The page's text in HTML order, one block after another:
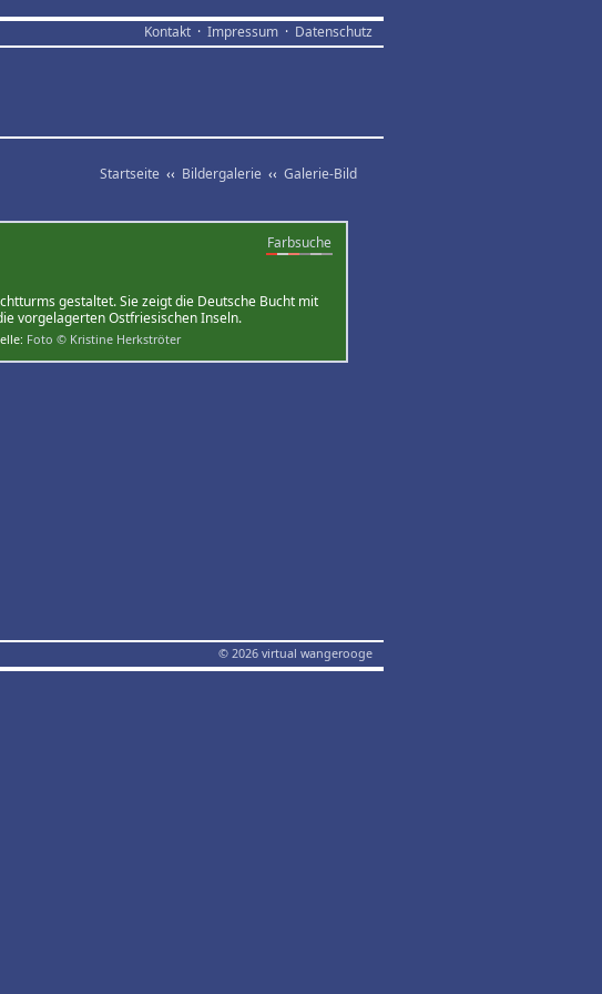
Kontakt · Impressum · Datenschutz
Startseite ‹‹ Bildergalerie ‹‹ Galerie-Bild
Farbsuche
gestaltet. Sie zeigt die Deutsche Bucht mit
vorgelagerten Ostfriesischen Inseln.
Foto © Kristine Herkströter
© 2026 virtual wangerooge